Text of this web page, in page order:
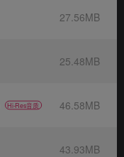
27.56MB
25.48MB
Hi-Res音质 46.58MB
43.93MB